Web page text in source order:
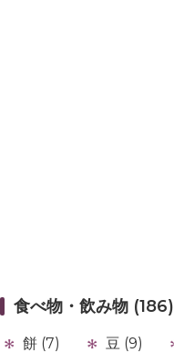
食べ物・飲み物 (186)
餅 (7) 豆 (9)